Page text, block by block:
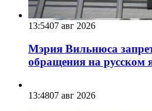
13:5407 авг 2026
Мэрия Вильнюса
обращения на русском
13:4807 авг 2026